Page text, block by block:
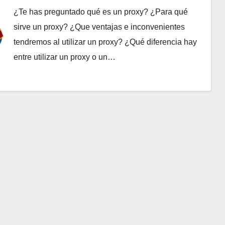
¿Te has preguntado qué es un proxy? ¿Para qué
sirve un proxy? ¿Que ventajas e inconvenientes
tendremos al utilizar un proxy? ¿Qué diferencia hay
entre utilizar un proxy o un…